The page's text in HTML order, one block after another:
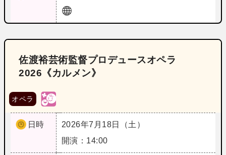
佐渡裕芸術監督プロデュースオペラ
2026《カルメン》
オペラ
日時
2026年7月18日（土）
開演：14:00